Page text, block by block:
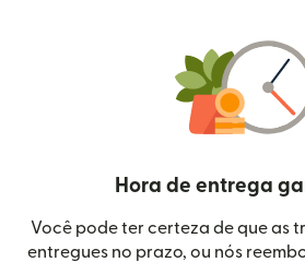
Hora de entrega
Você pode ter certeza de que as
entregues no prazo, ou nós